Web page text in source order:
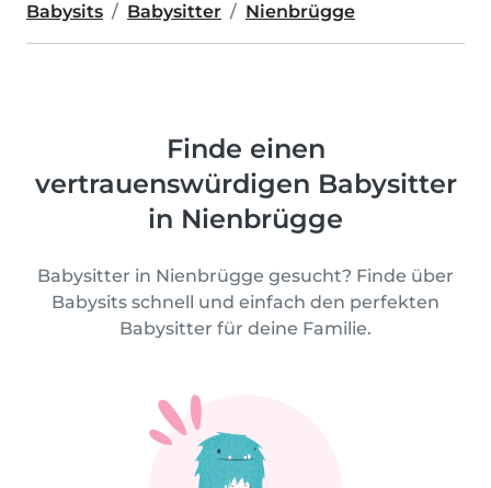
Babysits Babysitter Nienbrügge
Finde einen
vertrauenswürdigen Babysitter
in Nienbrügge
Babysitter in Nienbrügge gesucht? Finde über
Babysits schnell und einfach den perfekten
Babysitter für deine Familie.